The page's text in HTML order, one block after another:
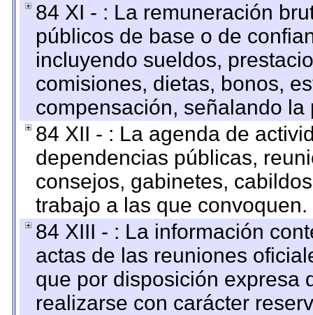
84 XI - : La remuneración
públicos de base o de
incluyendo sueldos,
comisiones, dietas, bonos,
compensación, señalando
84 XII - : La agenda de
dependencias públicas,
consejos, gabinetes,
trabajo a las que convoquen.
84 XIII - : La información
actas de las reuniones
que por disposición expresa
realizarse con carácter